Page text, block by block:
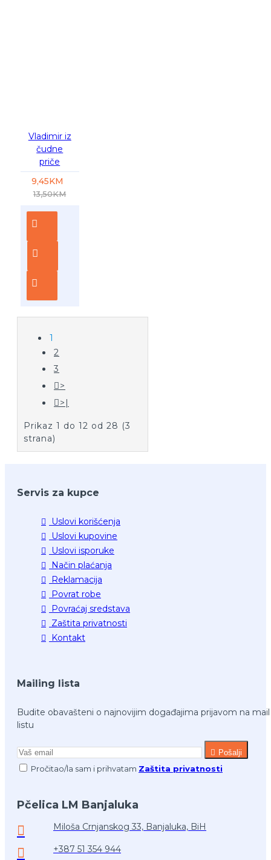
Vladimir iz
čudne
priče
9,45KM
13,50KM
1
2
3
>
>|
Prikaz 1 do 12 od 28 (3
strana)
Servis za kupce
Uslovi korišćenja
Uslovi kupovine
Uslovi isporuke
Način plaćanja
Reklamacija
Povrat robe
Povraćaj sredstava
Zaštita privatnosti
Kontakt
Mailing lista
Budite obavašteni o najnovijim događajima prijavom na mail
listu
Pošalji
Pročitao/la sam i prihvatam Zaštita privatnosti
Pčelica LM Banjaluka
Miloša Crnjanskog 33, Banjaluka, BiH
+387 51 354 944